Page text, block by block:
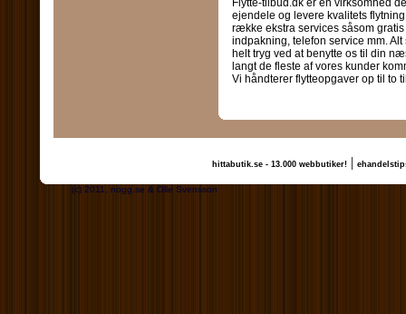
ejendele og levere kvalitets
række ekstra services såsom
indpakning, telefon service mm.
helt tryg ved at benytte os til din
langt de fleste af vores kunder
Vi håndterer flytteopgaver op til to
hittabutik.se - 13.000 webbutiker!|
(c) 2011, nogg.se & Olle Svensson